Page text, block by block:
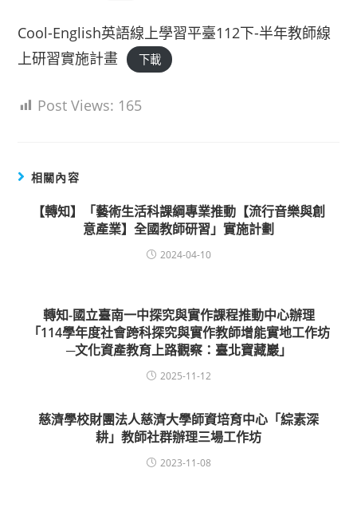
Cool-English英語線上學習平臺112下-半年教師線
上研習實施計畫
下載
Post Views: 165
相關內容
【轉知】「藝術生活科課綱專業推動【流行音樂與創
意產業】全國教師研習」實施計劃
2024-04-10
轉知-國立臺南一中探究與實作課程推動中心辦理
「114學年度社會跨科探究與實作教師增能實地工作坊
─文化資產教育上路觀察：臺北寶藏巖」
2025-11-12
慈濟學校財團法人慈濟大學師資培育中心「綜素深
耕」教師社群辦理三場工作坊
2023-11-08